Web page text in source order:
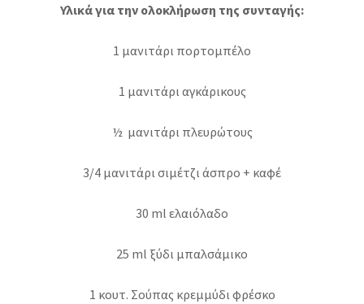
Υλικά για την ολοκλήρωση της συνταγής:
1 μανιτάρι πορτομπέλο
1 μανιτάρι αγκάρικους
½ μανιτάρι πλευρώτους
3/4 μανιτάρι σιμέτζι άσπρο + καφέ
30 ml ελαιόλαδο
25 ml ξύδι μπαλσάμικο
1 κουτ. Σούπας κρεμμύδι φρέσκο